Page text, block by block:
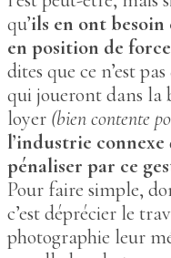
qu’ils en ont
en position de
dites que ce n’est
qui joueront dans la
loyer (bien contente
l’industrie connexe
pénaliser par ce
Pour faire simple,
c’est déprécier le
photographie leur